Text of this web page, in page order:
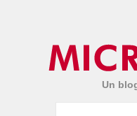
Un